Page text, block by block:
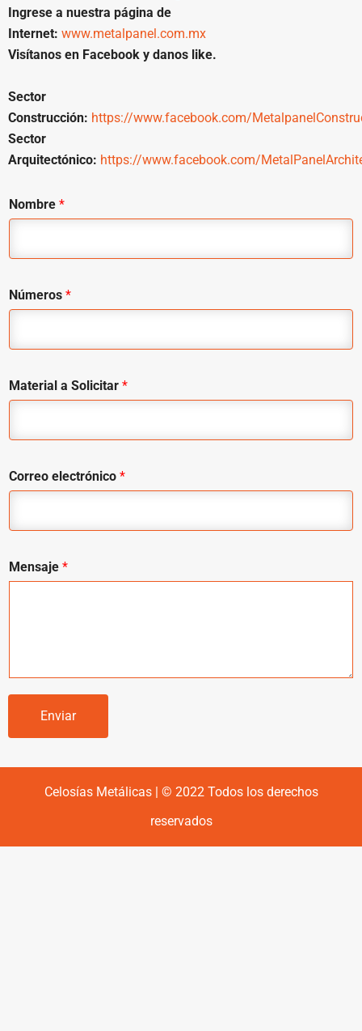
Ingrese a nuestra página de
Internet: www.metalpanel.com.mx
Visítanos en Facebook y danos like.
Sector
Construcción: https://www.facebook.com/
Sector
Arquitectónico: https://www.facebook.com/
Nombre *
Números *
Material a Solicitar *
Correo electrónico *
Mensaje *
Enviar
Celosías Metálicas | © 2022 Todos los derechos
reservados